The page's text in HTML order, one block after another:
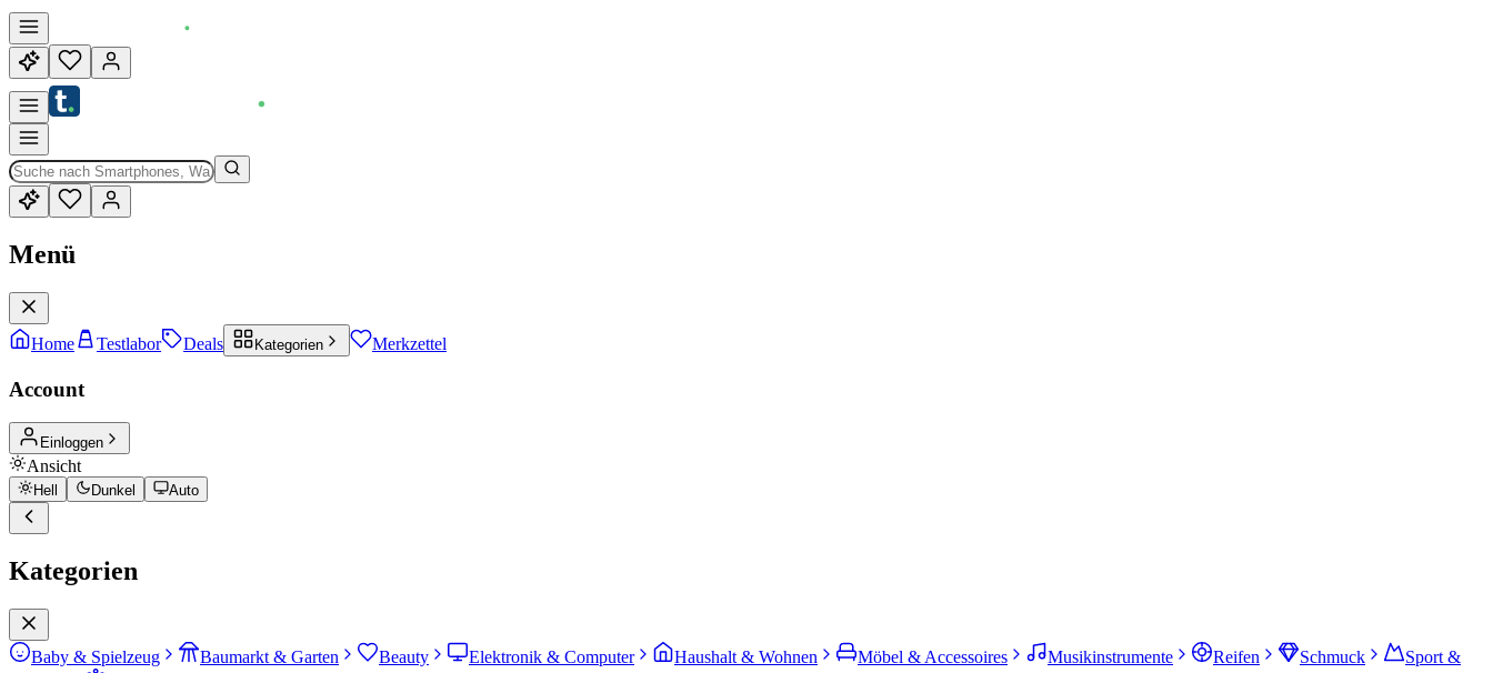
Menü
Home Testlabor Deals Kategorien Merkzettel
Account
Einloggen
Ansicht
Hell Dunkel Auto
Kategorien
Baby & Spielzeug Baumarkt & Garten Beauty Elektronik & Computer Haushalt & Wohnen Möbel & Accessoires Musikinstrumente Reifen Schmuck
Sport &